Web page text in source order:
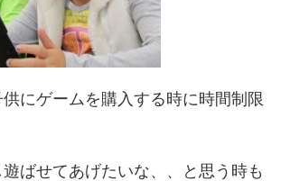
にゲームを購入する時に時間制限
ばせてあげたいな、、と思う時も